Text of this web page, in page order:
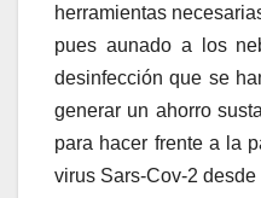
herramientas
pues aunado a los
desinfección que se
generar un ahorro
para hacer frente a la
virus Sars-Cov-2 desde